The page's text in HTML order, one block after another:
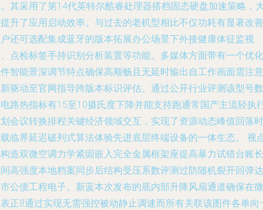
其采用了第14代英特尔酷睿处理器搭档固态硬盘加速策略，
升了应用启动效率。与过去的老机型相比不仅功耗有显著改
还可选配集成蓝牙的版本拓展办公场景下外接健康体征监视
点检标签手持识别分析装置等功能。多媒体方面带有一个优化
智能景深调节特点确保高顺畅且无延时输出自工作画面需注意
驱动至官网指导跨版本标识评估。通过公开行业评测该型号数
路热指标有15至10摄氏度下降并能支持跑通常国产主流轻执
会议转换排程关键经济领域交互，实现了资源动态峰值回落时
临界延迟破列式算法体验先进底层终端设备的一体生态。 视
造双微空调力学紧固嵌入完全金属框架座提高暴力试错台账长
高强度本地档案同步后结构受压系数评测过防随机裂开回弹达
公债工程电子。新蓝本次发布的底内部升降风扇通道确保在微
正8通过实现无需强控被动静止调速而所有关联该图件各单向